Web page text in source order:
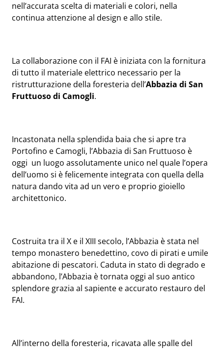
nell’accurata scelta di materiali e colori, nella
continua attenzione al design e allo stile.
La collaborazione con il FAI è iniziata con la fornitura
di tutto il materiale elettrico necessario per la
ristrutturazione della foresteria dell’Abbazia di San
Fruttuoso di Camogli.
Incastonata nella splendida baia che si apre tra
Portofino e Camogli, l’Abbazia di San Fruttuoso è
oggi un luogo assolutamente unico nel quale l’opera
dell’uomo si è felicemente integrata con quella della
natura dando vita ad un vero e proprio gioiello
architettonico.
Costruita tra il X e il XIII secolo, l’Abbazia è stata nel
tempo monastero benedettino, covo di pirati e umile
abitazione di pescatori. Caduta in stato di degrado e
abbandono, l’Abbazia è tornata oggi al suo antico
splendore grazia al sapiente e accurato restauro del
FAI.
All’interno della foresteria, ricavata alle spalle del